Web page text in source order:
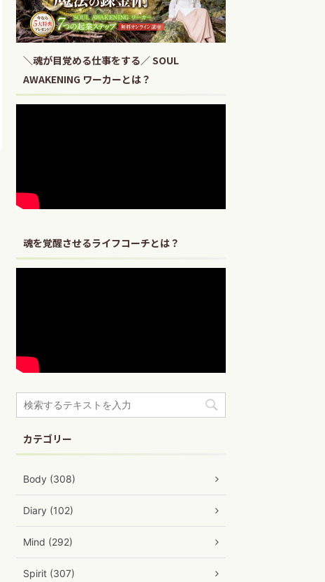
＼魂が目覚める仕事をする／ SOUL
AWAKENING ワーカーとは？
魂を覚醒させるライフコーチとは？
カテゴリー
Body (308)
Diary (102)
Mind (292)
Spirit (307)